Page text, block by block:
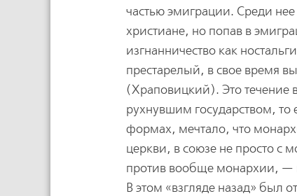
частью эмиграции. Среди
христиане, но попав в
изгнанничество как
престарелый, в свое время
(Храповицкий). Это течение
рухнувшим государством, то
формах, мечтало, что
церкви, в союзе не просто с
против вообще монархии, —
В этом «взгляде назад» был